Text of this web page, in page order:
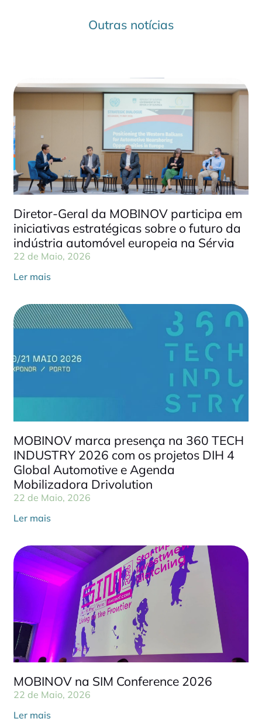
Outras notícias
Diretor-Geral da MOBINOV participa em
iniciativas estratégicas sobre o futuro da
indústria automóvel europeia na Sérvia
22 de Maio, 2026
Ler mais
MOBINOV marca presença na 360 TECH
INDUSTRY 2026 com os projetos DIH 4
Global Automotive e Agenda
Mobilizadora Drivolution
22 de Maio, 2026
Ler mais
MOBINOV na SIM Conference 2026
22 de Maio, 2026
Ler mais